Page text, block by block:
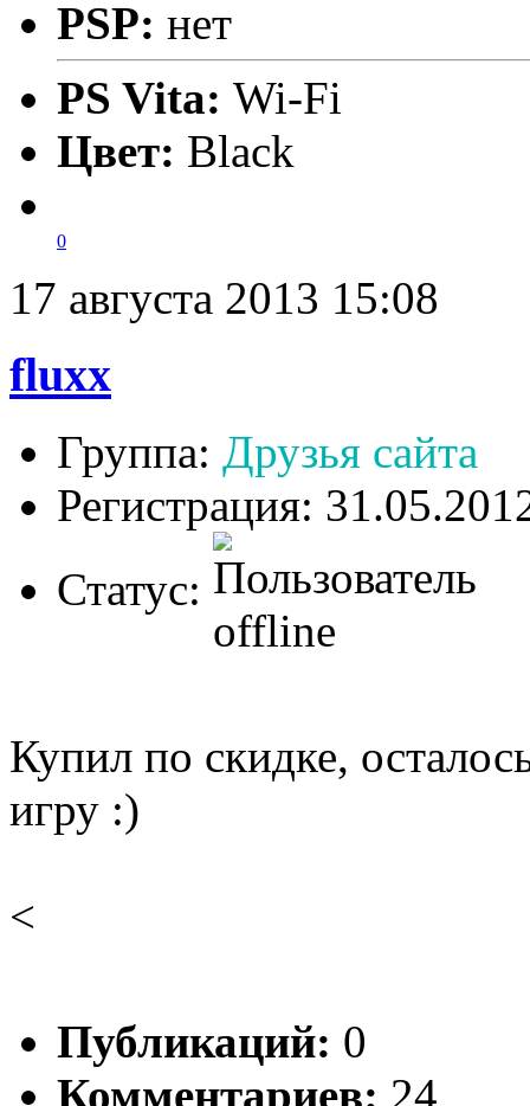
PSP: нет
PS Vita: Wi-Fi
Цвет: Black
0
17 августа 2013 15:08
fluxx
Группа: Друзья сайта
Регистрация:
Статус:
Купил по скидке,
игру :)
<
Публикаций: 0
Комментариев: 24